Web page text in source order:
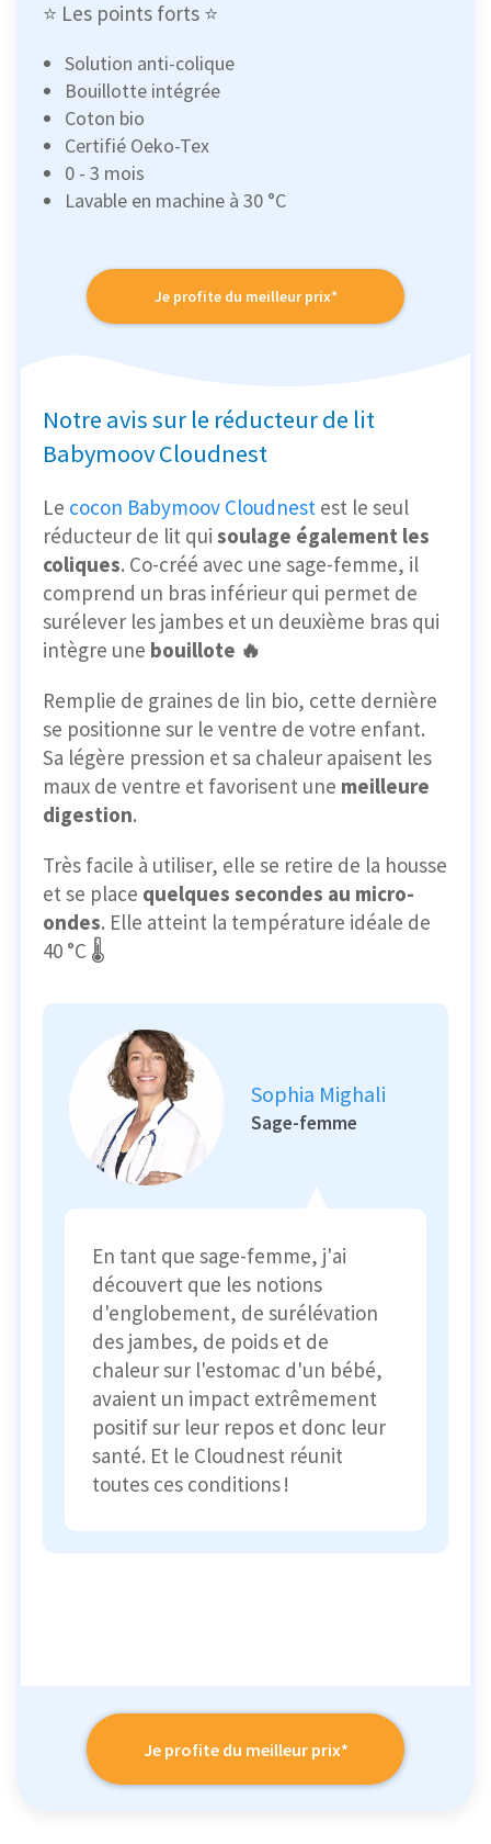
⭐ Les points forts ⭐
Solution anti-colique
Bouillotte intégrée
Coton bio
Certifié Oeko-Tex
0 - 3 mois
Lavable en machine à 30 °C
Je profite du meilleur prix*
Notre avis sur le réducteur de lit
Babymoov Cloudnest
Le cocon Babymoov Cloudnest est le seul
réducteur de lit qui soulage également les
coliques. Co-créé avec une sage-femme, il
comprend un bras inférieur qui permet de
surélever les jambes et un deuxième bras qui
intègre une bouillote 🔥
Remplie de graines de lin bio, cette dernière
se positionne sur le ventre de votre enfant.
Sa légère pression et sa chaleur apaisent les
maux de ventre et favorisent une meilleure
digestion.
Très facile à utiliser, elle se retire de la housse
et se place quelques secondes au micro-
ondes. Elle atteint la température idéale de
40 °C 🌡️
En tant que sage-femme, j'ai
découvert que les notions
d'englobement, de surélévation
des jambes, de poids et de
chaleur sur l'estomac d'un bébé,
avaient un impact extrêmement
positif sur leur repos et donc leur
santé. Et le Cloudnest réunit
toutes ces conditions !
Sophia Mighali
Sage-femme
Je profite du meilleur prix*